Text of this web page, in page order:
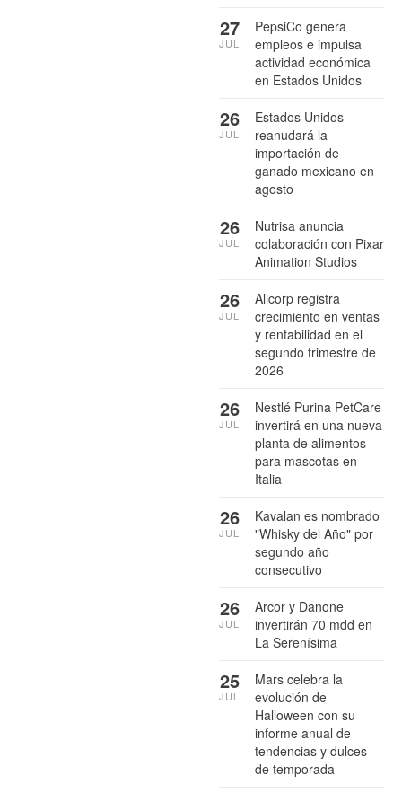
PepsiCo genera
empleos e impulsa
actividad económica
en Estados Unidos
27
JUL
Estados Unidos
reanudará la
importación de
ganado mexicano en
agosto
26
JUL
Nutrisa anuncia
colaboración con Pixar
Animation Studios
26
JUL
Alicorp registra
crecimiento en ventas
y rentabilidad en el
segundo trimestre de
2026
26
JUL
Nestlé Purina PetCare
invertirá en una nueva
planta de alimentos
para mascotas en
Italia
26
JUL
Kavalan es nombrado
"Whisky del Año" por
segundo año
consecutivo
26
JUL
Arcor y Danone
invertirán 70 mdd en
La Serenísima
26
JUL
Mars celebra la
evolución de
Halloween con su
informe anual de
tendencias y dulces
de temporada
25
JUL